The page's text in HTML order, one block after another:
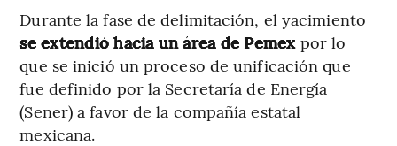
Durante la fase de delimitación, el yacimiento
se extendió hacia un área de Pemex por lo
que se inició un proceso de unificación que
fue definido por la Secretaría de Energía
(Sener) a favor de la compañía estatal
mexicana.